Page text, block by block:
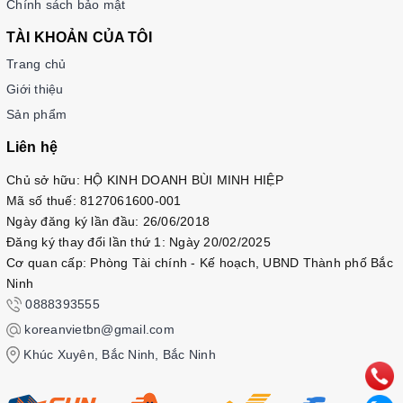
viên rèn luyện khả năng giao tiếp trôi chảy và tự tin khi sử
dụng tiếng Hàn trong các tình huống thực tế.
Link Sách
Tập 1:
trinh-sejong-conversation-2
Tập 3:https://sachtienghan.com/ban-mau-giao-
trinh-sejong-conversation-3
Tập 4:
https://sachtienghan.com/ban-mau-giao-
Combo 1~4:
combo-giao-trinh-sejong-conversation
Chất lượng biên soạn chuyên nghiệp: Các bài học trong
Chính sách bảo mật
TÀI KHOẢN CỦA TÔI
Trang chủ
Giới thiệu
Sản phẩm
Liên hệ
Chủ sở hữu: HỘ KINH DOANH BÙI MINH HIỆP
Mã số thuế: 8127061600-001
Ngày đăng ký lần đầu: 26/06/2018
Đăng ký thay đổi lần thứ 1: Ngày 20/02/2025
Cơ quan cấp: Phòng Tài chính - Kế hoạch, UBND Thành phố Bắc
Ninh
0888393555
koreanvietbn@gmail.com
Khúc Xuyên, Bắc Ninh, Bắc Ninh